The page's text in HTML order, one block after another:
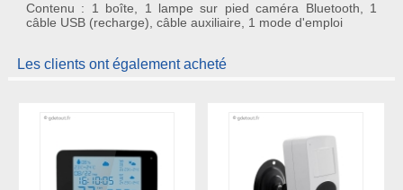
Contenu : 1 boîte, 1 lampe sur pied caméra Bluetooth, 1
câble USB (recharge), câble auxiliaire, 1 mode d'emploi
Les clients ont également acheté